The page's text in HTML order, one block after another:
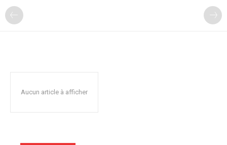
Aucun article à afficher